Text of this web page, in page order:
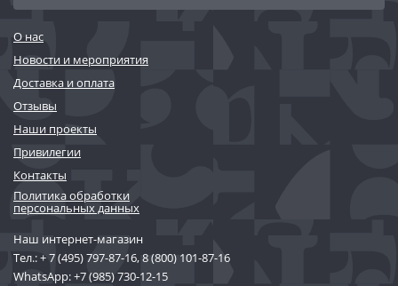
О нас
Новости и мероприятия
Доставка и оплата
Отзывы
Наши проекты
Привилегии
Контакты
Политика обработки
персональных данных
Наш интернет-магазин
Тел.:+ 7 (495) 797-87-16,8 (800) 101-87-16
WhatsApp:+7 (985) 730-12-15